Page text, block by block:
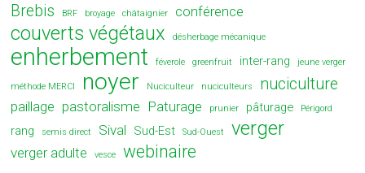
Brebis BRF broyage châtaignier conférence
couverts végétaux désherbage mécanique
enherbement féverole greenfruit inter-rang jeune verger
méthode MERCI noyer Nuciculteur nuciculteurs nuciculture
paillage pastoralisme Paturage prunier pâturage Périgord
rang semis direct Sival Sud-Est Sud-Ouest verger
verger adulte vesce webinaire